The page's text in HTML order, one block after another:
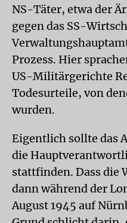
NS-Täter, etwa der
gegen das SS-
Prozess. Hier
US-Militärgerichte
Todesurteile, von
wurden.
Eigentlich sollte das
die
stattfinden. Dass die
dann während der
August 1945 auf